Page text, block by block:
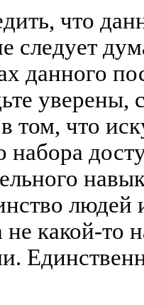
что
следует
данного
том, что
набора
людей
какой-то